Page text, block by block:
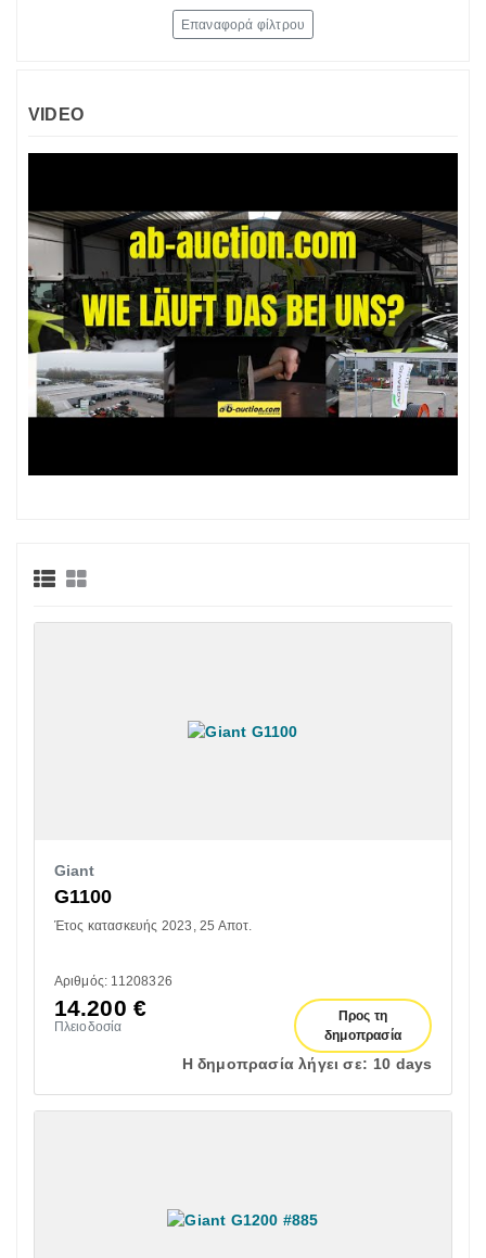
Επαναφορά φίλτρου
VIDEO
Giant
G1100
Έτος κατασκευής 2023 25 Αποτ.
Αριθμός: 11208326
14.200 €
Πλειοδοσία
Προς τη
δημοπρασία
Η δημοπρασία λήγει σε: 10 days